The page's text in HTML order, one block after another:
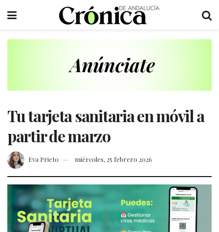
Tu tarjeta sanitaria en móvil a
partir de marzo
Eva Prieto miércoles, 25 febrero 2026